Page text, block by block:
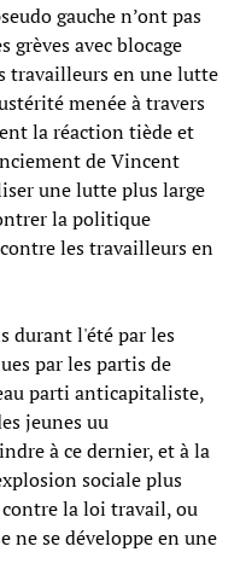
gauche n’ont pas
grèves avec blocage
travailleurs en une lutte
menée à travers
la réaction tiède et
de Vincent
une lutte plus large
la politique
les travailleurs en
durant l'été par les
par les partis de
parti anticapitaliste,
jeunes uu
à ce dernier, et à la
sociale plus
la loi travail, ou
ne se développe en une